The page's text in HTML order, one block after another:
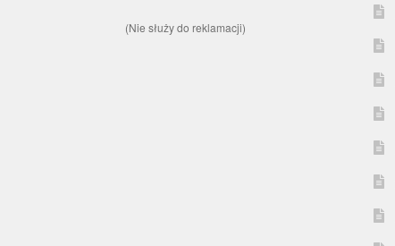
(Nie służy do reklamacji)